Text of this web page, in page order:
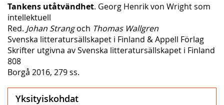
Tankens utåtvändhet. Georg Henrik von Wright som
intellektuell
Red. Johan Strangoch Thomas Wallgren
Svenska litteratursällskapet i Finland & Appell Förlag
Skrifter utgivna av Svenska litteratursällskapet i Finland
808
Borgå 2016, 279 ss.
Yksityiskohdat